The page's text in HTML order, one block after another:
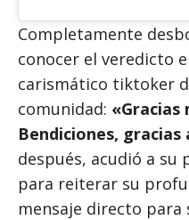
Completamente
conocer el veredicto
carismático tiktoker
comunidad: «Gracias
Bendiciones,
después, acudió a
para reiterar su
mensaje directo para